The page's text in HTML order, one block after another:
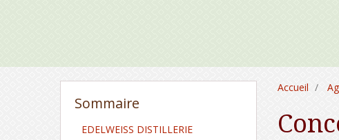
Accueil
Sommaire
EDELWEISS DISTILLERIE